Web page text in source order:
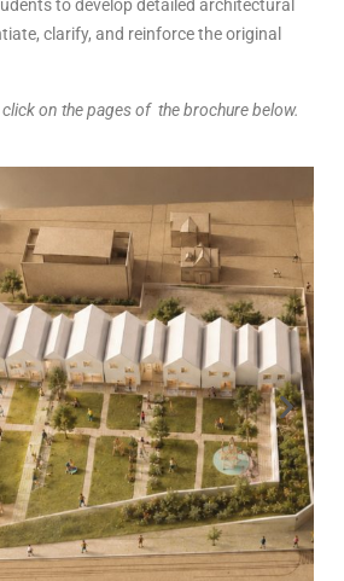
to develop detailed architectural
clarify, and reinforce the original
on the pages of the brochure below.